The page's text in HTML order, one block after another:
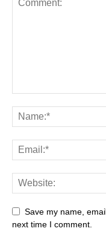
Save my name,
next time I comment.